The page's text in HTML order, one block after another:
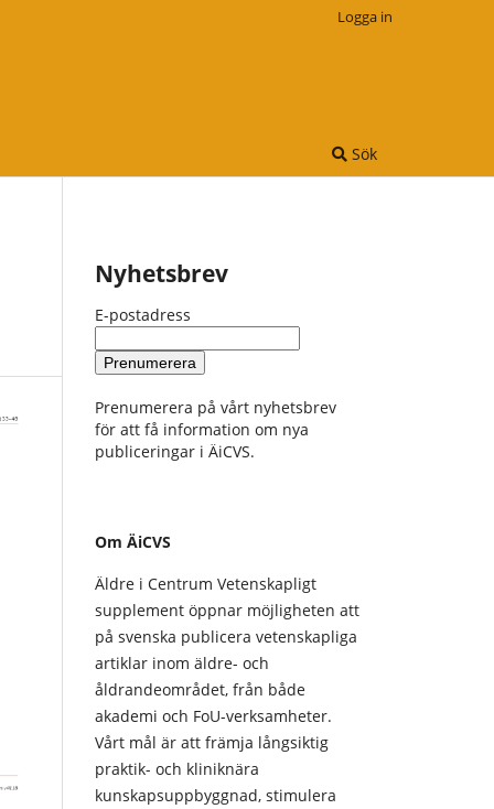
Sök
Logga in
Nyhetsbrev
E-postadress
Prenumerera på vårt nyhetsbrev
för att få information om nya
publiceringar i ÄiCVS.
Om ÄiCVS
Äldre i Centrum Vetenskapligt
supplement öppnar möjligheten att
på svenska publicera vetenskapliga
artiklar inom äldre- och
åldrandeområdet, från både
akademi och FoU-verksamheter.
Vårt mål är att främja långsiktig
praktik- och kliniknära
kunskapsuppbyggnad, stimulera